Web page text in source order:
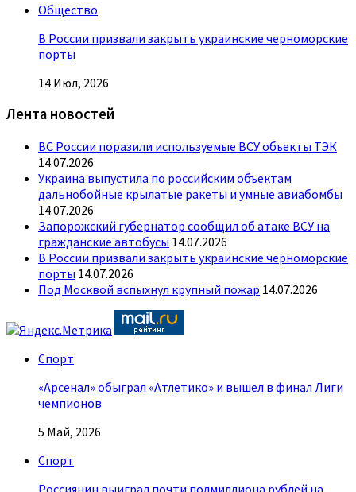
Общество
В России призвали закрыть украинские черноморские
порты
14 Июл, 2026
Лента новостей
ВС России поразили используемые ВСУ объекты ТЭК
14.07.2026
Украина выпустила по российским объектам
дальнобойные крылатые ракеты и умные авиабомбы
14.07.2026
Запорожский губернатор сообщил об атаке ВСУ на
гражданские автобусы 14.07.2026
В России призвали закрыть украинские черноморские
порты 14.07.2026
Под Москвой вспыхнул крупный пожар 14.07.2026
Спорт
«Арсенал» обыграл «Атлетико» и вышел в финал Лиги
чемпионов
5 Май, 2026
Спорт